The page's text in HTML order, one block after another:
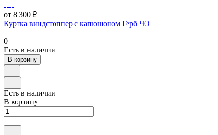
от 8 300 ₽
Куртка виндстоппер с капюшоном Герб ЧО
0
Есть в наличии
В корзину
Есть в наличии
В корзину